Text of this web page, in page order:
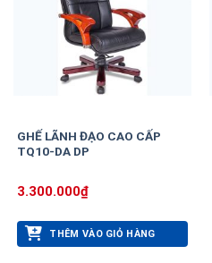
GHẾ LÃNH ĐẠO CAO CẤP
TQ10-DA DP
3.300.000₫
THÊM VÀO GIỎ HÀNG